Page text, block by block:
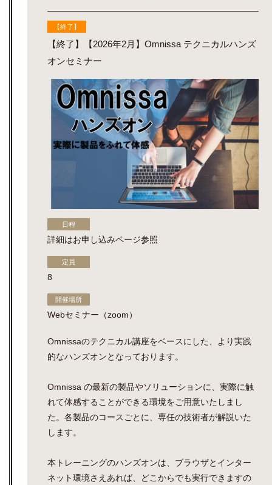
【終了】
【終了】【2026年2月】Omnissa テクニカルハンズ
オンセミナー
日程
詳細はお申し込みページ参照
定員
8
開催場所
Webセミナー（zoom）
Omnissaのテクニカル講座をベースにした、より実践
的なハンズオンとなっております。
Omnissa の最新の製品やソリューションに、実際に触
れて体感することができる環境をご用意いたしまし
た。各製品のコースごとに、専任の技術者が解説いた
します。
本トレーニングのハンズオンは、ブラウザとインター
ネット環境さえあれば、どこからでも実行できますの